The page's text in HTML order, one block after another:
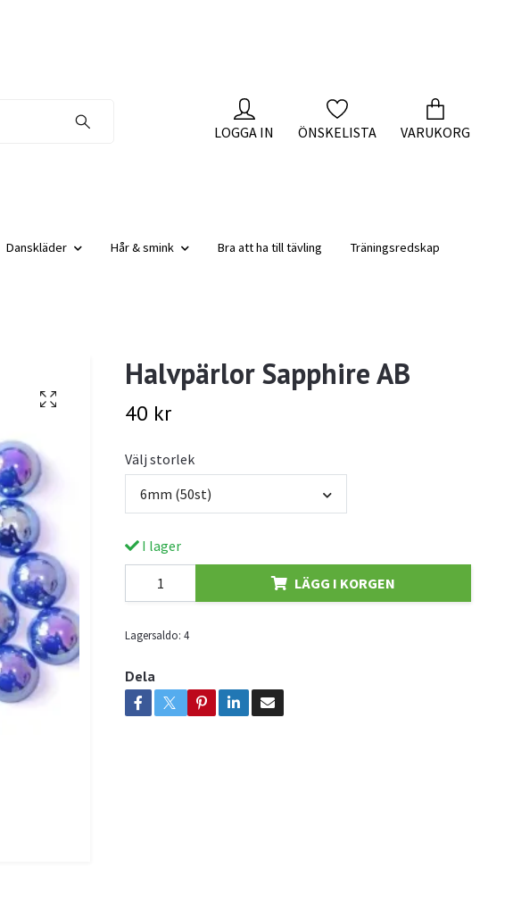
LOGGA IN ÖNSKELISTA VARUKORG
Danskläder Hår & smink Bra att ha till tävling
Träningsredskap
Halvpärlor Sapphire AB
40 kr
Välj storlek
6mm (50st)
I lager
LÄGG I KORGEN
Lagersaldo: 4
Dela